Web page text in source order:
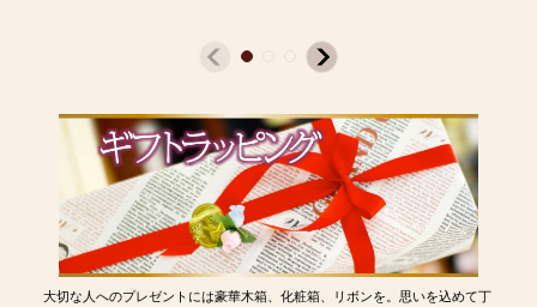
大切な人へのプレゼントには豪華木箱、化粧箱、リボンを。思いを込めて丁